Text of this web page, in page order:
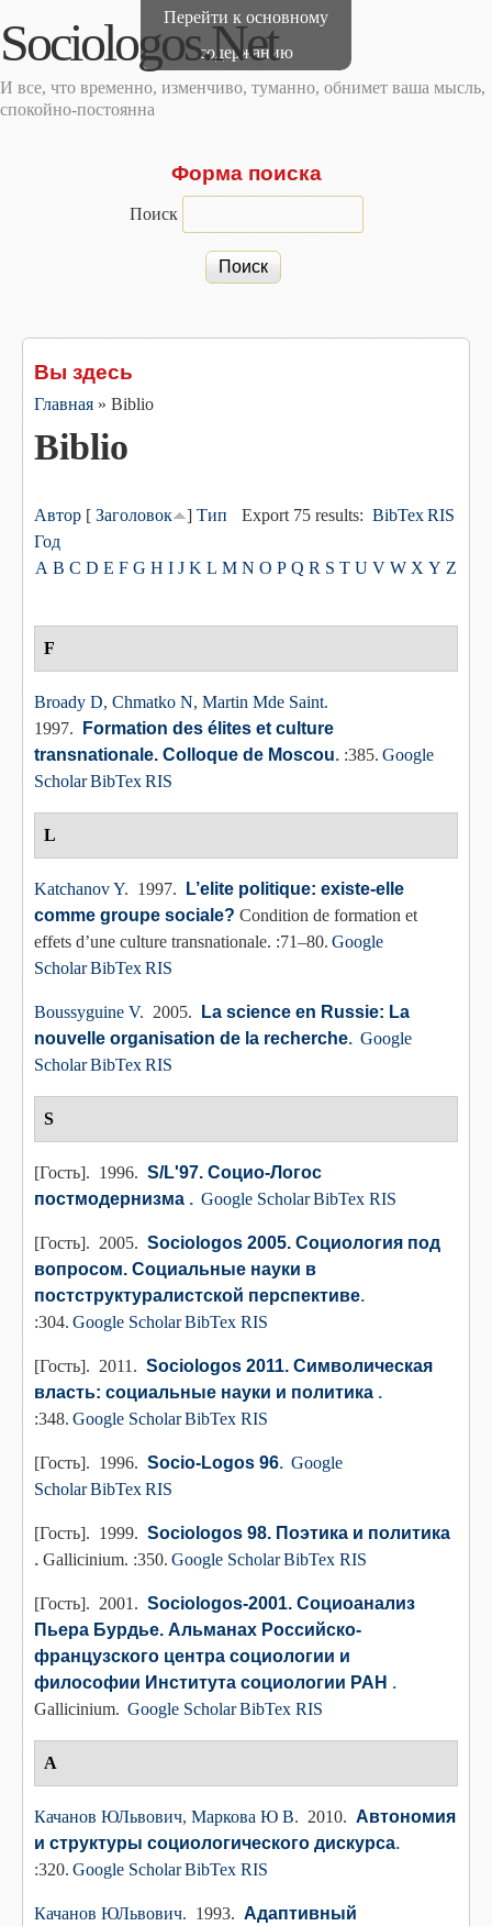
Перейти к основному
содержанию
Sociologos.Net
И все, что временно, изменчиво, туманно, обнимет ваша мысль,
спокойно-постоянна
Форма поиска
Поиск
Вы здесь
Главная » Biblio
Biblio
Export 75 results: BibTexRIS
Автор [ Заголовок ] Тип
Год
A B C D E F G H I J K L M N O P Q R S T U V W X Y Z
F
Broady D, Chmatko N, Martin Mde Saint.
1997.
Formation des élites et culture
transnationale. Colloque de Moscou. :385. Google
ScholarBibTexRIS
L
Katchanov Y. 1997.
L’elite politique: existe-elle
comme groupe sociale? Condition de formation et
effets d’une culture transnationale. :71–80. Google
ScholarBibTexRIS
Boussyguine V. 2005.
La science en Russie: La
nouvelle organisation de la recherche. Google
ScholarBibTexRIS
S
[Гость]. 1996. S/L'97. Социо-Логос
постмодернизма . Google ScholarBibTex RIS
[Гость]. 2005. Sociologos 2005. Социология под
вопросом. Социальные науки в
постструктуралистской перспективе.
:304. Google ScholarBibTex RIS
[Гость]. 2011. Sociologos 2011. Символическая
власть: социальные науки и политика .
:348. Google ScholarBibTex RIS
[Гость]. 1996. Socio-Logos 96. Google
ScholarBibTexRIS
[Гость]. 1999. Sociologos 98. Поэтика и политика
. Gallicinium. :350. Google ScholarBibTex RIS
[Гость]. 2001. Sociologos-2001. Социоанализ
Пьера Бурдье. Альманах Российско-
французского центра социологии и
философии Института социологии РАН .
Gallicinium. Google ScholarBibTex RIS
А
Качанов ЮЛьвович, Маркова Ю В. 2010. Автономия
и структуры социологического дискурса.
:320. Google ScholarBibTex RIS
Качанов ЮЛьвович. 1993. Адаптивный